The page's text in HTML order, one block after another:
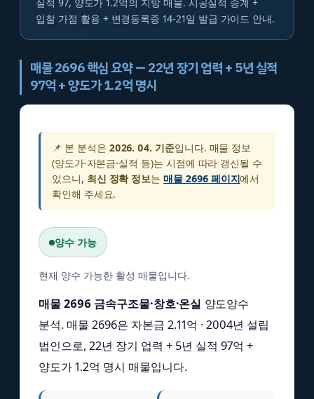
입찰 가점 활용 + 변경등록증 14-21일 발급 가이드 안내.
매물 2696 핵심 요약 — 22년 장기 업력 + 5년 실적
97억 + 양도가 1.2억 명시
📌 본 분석은 2026. 04. 기준입니다. 매물 정보
(양도가·자본금·실적 등)는 시점에 따라 갱신될 수
있으니, 최신 정확 정보는매물 2696 페이지에서
확인해 주세요.
양수 가능
현재 양수 가능한 활성 매물입니다.
매물 2696 금속구조물·창호·온실 양도양수
분석. 매물 2696은 자본금 2.11억 · 2004년 설립
법인으로, 22년 장기 업력 + 5년 실적 97억 +
양도가 1.2억 명시 매물입니다.